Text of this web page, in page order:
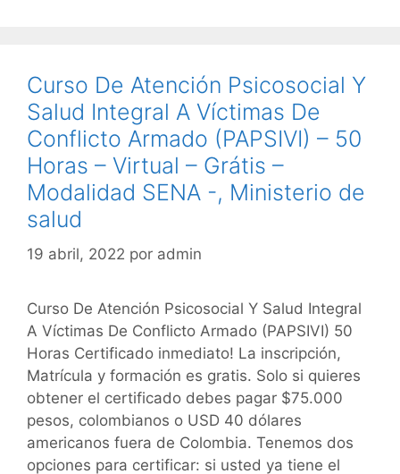
Curso De Atención Psicosocial Y
Salud Integral A Víctimas De
Conflicto Armado (PAPSIVI) – 50
Horas – Virtual – Grátis –
Modalidad SENA -, Ministerio de
salud
19 abril, 2022 por admin
Curso De Atención Psicosocial Y Salud Integral
A Víctimas De Conflicto Armado (PAPSIVI) 50
Horas Certificado inmediato! La inscripción,
Matrícula y formación es gratis. Solo si quieres
obtener el certificado debes pagar $75.000
pesos, colombianos o USD 40 dólares
americanos fuera de Colombia. Tenemos dos
opciones para certificar: si usted ya tiene el